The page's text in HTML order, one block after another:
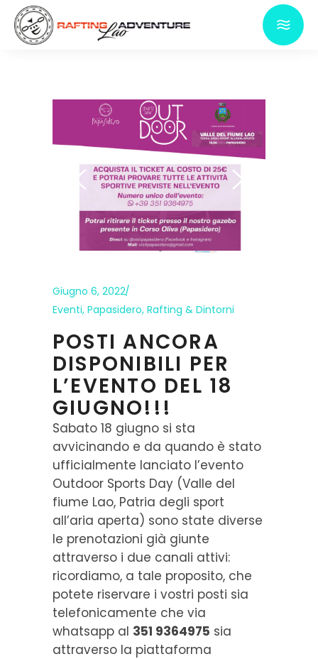
Giugno 6, 2022
Eventi, Papasidero, Rafting & Dintorni
POSTI ANCORA
DISPONIBILI PER
L’EVENTO DEL 18
GIUGNO!!!
Sabato 18 giugno si sta
avvicinando e da quando è stato
ufficialmente lanciato l’evento
Outdoor Sports Day (Valle del
fiume Lao, Patria degli sport
all’aria aperta) sono state diverse
le prenotazioni già giunte
attraverso i due canali attivi:
ricordiamo, a tale proposito, che
potete riservare i vostri posti sia
telefonicamente che via
whatsapp al 351 9364975 sia
attraverso la piattaforma